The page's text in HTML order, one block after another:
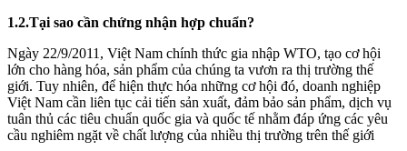
1.2.Tại sao cần chứng nhận hợp chuẩn?
Ngày 22/9/2011, Việt Nam chính thức gia nhập WTO, tạo cơ hội
lớn cho hàng hóa, sản phẩm của chúng ta vươn ra thị trường thế
giới. Tuy nhiên, để hiện thực hóa những cơ hội đó, doanh nghiệp
Việt Nam cần liên tục cải tiến sản xuất, đảm bảo sản phẩm, dịch vụ
tuân thủ các tiêu chuẩn quốc gia và quốc tế nhằm đáp ứng các yêu
cầu nghiêm ngặt về chất lượng của nhiều thị trường trên thế giới